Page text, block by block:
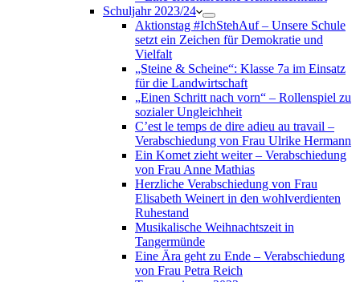
Schuljahr 2023/24
Aktionstag #IchStehAuf – Unsere Schule
setzt ein Zeichen für Demokratie und
Vielfalt
„Steine & Scheine“: Klasse 7a im Einsatz
für die Landwirtschaft
„Einen Schritt nach vorn“ – Rollenspiel zu
sozialer Ungleichheit
C’est le temps de dire adieu au travail –
Verabschiedung von Frau Ulrike Hermann
Ein Komet zieht weiter – Verabschiedung
von Frau Anne Mathias
Herzliche Verabschiedung von Frau
Elisabeth Weinert in den wohlverdienten
Ruhestand
Musikalische Weihnachtszeit in
Tangermünde
Eine Ära geht zu Ende – Verabschiedung
von Frau Petra Reich